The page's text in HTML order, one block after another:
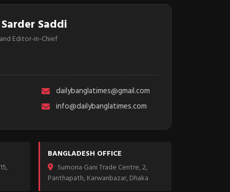
Saddi
Editor-in-Chief
dailybanglatimes@gmail.com
info@dailybanglatimes.com
BANGLADESH OFFICE
Sumona Gani Trade Centre, 2,
Panthapath, Karwanbazar, Dhaka